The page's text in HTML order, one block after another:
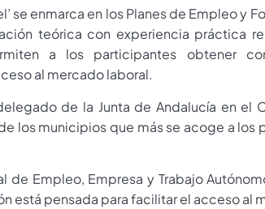
se enmarca en los Planes de Empleo y
teórica con experiencia práctica
a los participantes obtener
al mercado laboral.
de la Junta de Andalucía en el
los municipios que más se acoge a
de Empleo, Empresa y Trabajo
está pensada para facilitar el acceso al